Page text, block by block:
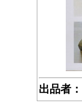
出品者：